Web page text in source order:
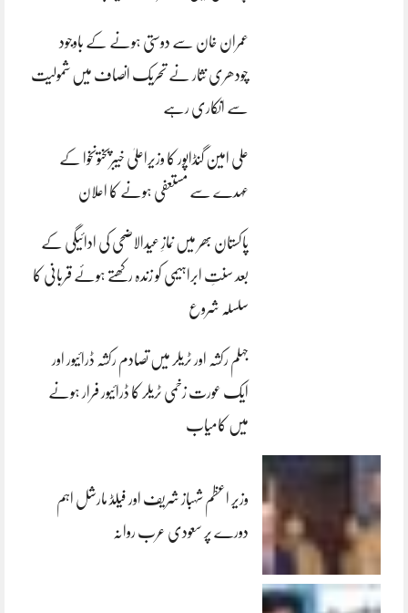
عمران خان سے دوستی ہونے کے باوجود
چودھری نثار نے تحریک انصاف میں شمولیت
سے انکاری رہے
علی امین گنڈاپور کا وزیراعلیٰ خیبرپختونخوا کے
عہدے سے مستعفی ہونے کا اعلان
پاکستان بھر میں نمازِ عیدالاضحی کی ادائیگی کے
بعد سنتِ ابراہیمی کو زندہ رکھتے ہوئے قربانی کا
سلسلہ شروع
جہلم رکشہ اور ٹریلر میں تصادم رکشہ ڈرائیور اور
ایک عورت زخمی ٹریلر کا ڈرائیور فرار ہونے
میں کامیاب
وزیر اعظم شہباز شریف اور فیلڈ مارشل اہم
دورے پر سعودی عرب روانہ